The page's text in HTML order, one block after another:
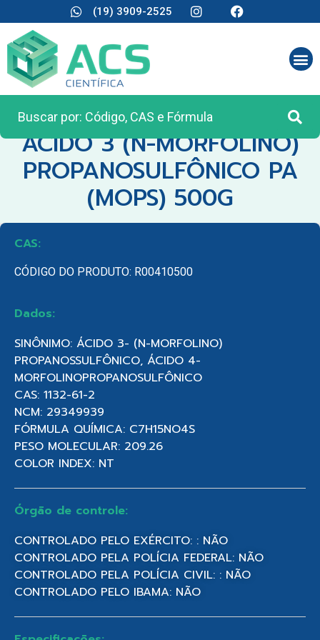
(19) 3909-2525
CATEGORIA:REAGENTES ANALÍTICOS
ACIDO 3 (N-MORFOLINO)
PROPANOSULFÔNICO PA
(MOPS) 500G
CAS:
CÓDIGO DO PRODUTO: R00410500
Dados:
SINÔNIMO: ÁCIDO 3- (N-MORFOLINO)
PROPANOSSULFÔNICO, ÁCIDO 4-
MORFOLINOPROPANOSULFÔNICO
CAS: 1132-61-2
NCM: 29349939
FÓRMULA QUÍMICA: C7H15NO4S
PESO MOLECULAR: 209.26
COLOR INDEX: NT
Órgão de controle:
CONTROLADO PELO EXÉRCITO: : NÃO
CONTROLADO PELA POLÍCIA FEDERAL: NÃO
CONTROLADO PELA POLÍCIA CIVIL: : NÃO
CONTROLADO PELO IBAMA: NÃO